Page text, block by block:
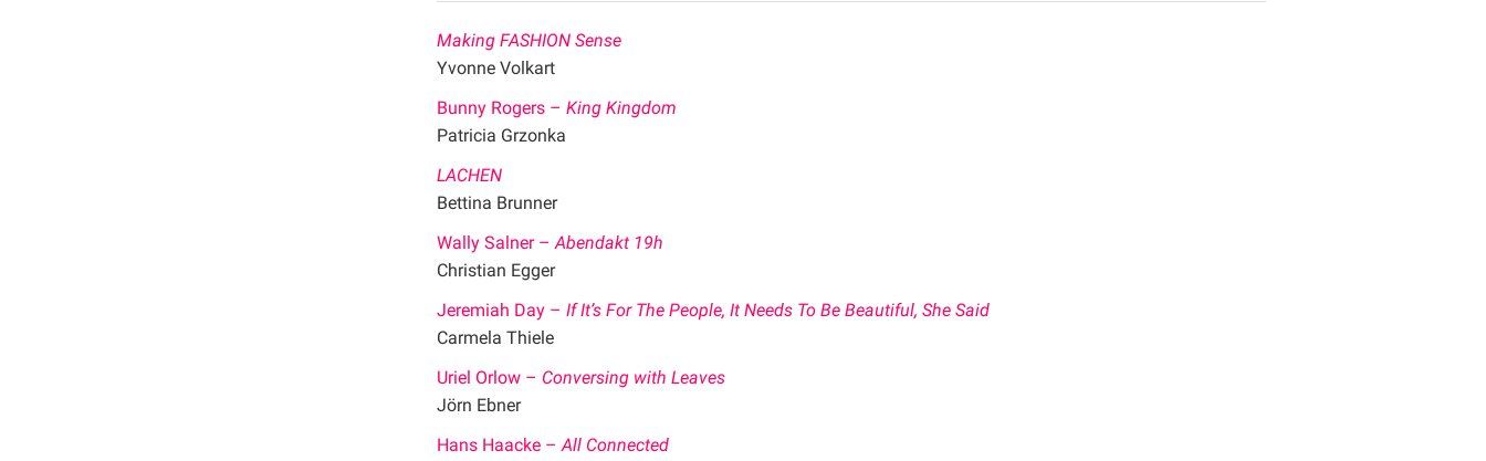
Making FASHION Sense
Yvonne Volkart
Bunny Rogers – King Kingdom
Patricia Grzonka
LACHEN
Bettina Brunner
Wally Salner –Abendakt 19h
Christian Egger
Jeremiah Day – If It’s For The People, It Needs To Be Beautiful, She Said
Carmela Thiele
Uriel Orlow – Conversing with Leaves
Jörn Ebner
Hans Haacke –All Connected